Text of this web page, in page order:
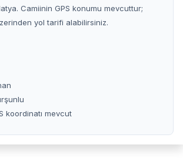
Camiinin GPS konumu mevcuttur;
yol tarifi alabilirsiniz.
koordinatı mevcut